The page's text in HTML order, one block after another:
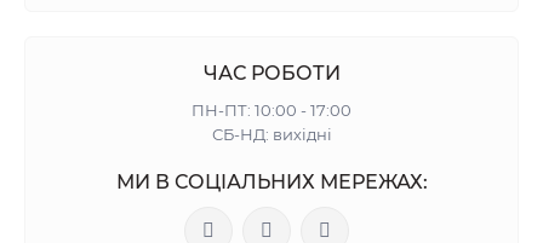
ЧАС РОБОТИ
ПН-ПТ: 10:00 - 17:00
СБ-НД: вихідні
МИ В СОЦІАЛЬНИХ МЕРЕЖАХ: